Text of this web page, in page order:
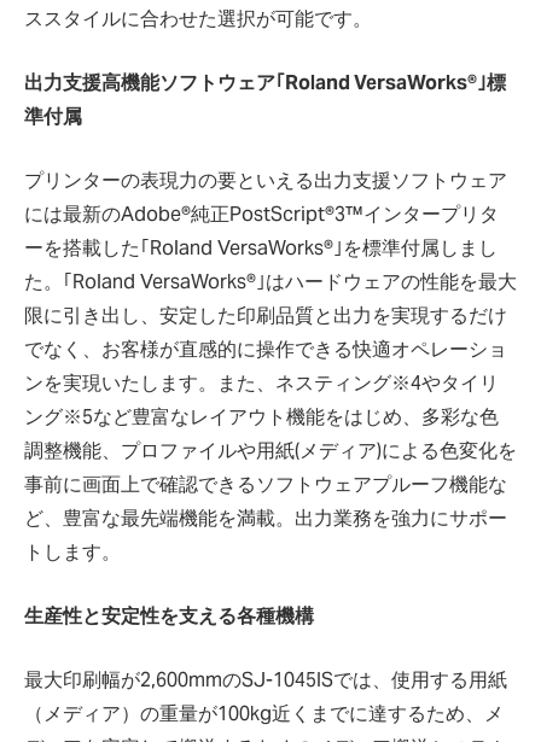
ススタイルに合わせた選択が可能です。
出力支援高機能ソフトウェア｢Roland VersaWorks®｣標
準付属
プリンターの表現力の要といえる出力支援ソフトウェア
には最新のAdobe®純正PostScript®3™インタープリタ
ーを搭載した｢Roland VersaWorks®｣を標準付属しまし
た。｢Roland VersaWorks®｣はハードウェアの性能を最大
限に引き出し、安定した印刷品質と出力を実現するだけ
でなく、お客様が直感的に操作できる快適オペレーショ
ンを実現いたします。また、ネスティング※4やタイリ
ング※5など豊富なレイアウト機能をはじめ、多彩な色
調整機能、プロファイルや用紙(メディア)による色変化を
事前に画面上で確認できるソフトウェアプルーフ機能な
ど、豊富な最先端機能を満載。出力業務を強力にサポー
トします。
生産性と安定性を支える各種機構
最大印刷幅が2,600mmのSJ-1045ISでは、使用する用紙
（メディア）の重量が100kg近くまでに達するため、メ